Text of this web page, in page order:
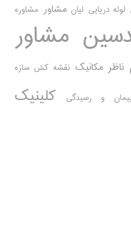
لوله دریایی لیان مشاور مشاوره
مشاور
ناظر مکانیک نقشه کش سازه
و رسیدگی
کلینیک